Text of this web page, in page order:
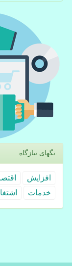
تگهای نیازگاه
افزایش
خدمات